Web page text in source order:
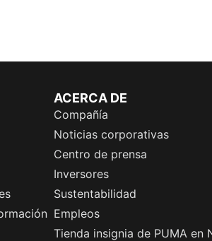
ACERCA DE
Compañía
Noticias corporativas
Centro de prensa
Inversores
Sustentabilidad
Empleos
Tienda insignia de PUMA en